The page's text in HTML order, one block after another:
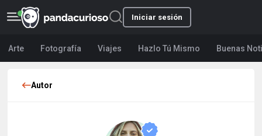
Iniciar sesión
Arte Fotografía Viajes Hazlo Tú Mismo Buenas
Autor